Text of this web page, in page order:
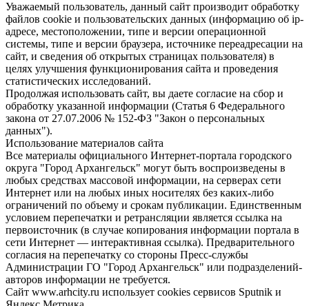
Уважаемый пользователь, данный сайт производит обработку
файлов cookie и пользовательских данных (информацию об ip-
адресе, местоположении, типе и версии операционной
системы, типе и версии браузера, источнике переадресации на
сайт, и сведения об открытых страницах пользователя) в
целях улучшения функционирования сайта и проведения
статистических исследований.
Продолжая использовать сайт, вы даете согласие на сбор и
обработку указанной информации (Статья 6 Федерального
закона от 27.07.2006 № 152-ФЗ "Закон о персональных
данных").
Использование материалов сайта
Все материалы официального Интернет-портала городского
округа "Город Архангельск" могут быть воспроизведены в
любых средствах массовой информации, на серверах сети
Интернет или на любых иных носителях без каких-либо
ограничений по объему и срокам публикации. Единственным
условием перепечатки и ретрансляции является ссылка на
первоисточник (в случае копирования информации портала в
сети Интернет — интерактивная ссылка). Предварительного
согласия на перепечатку со стороны Пресс-службы
Администрации ГО "Город Архангельск" или подразделений-
авторов информации не требуется.
Сайт www.arhcity.ru использует cookies сервисов Sputnik и